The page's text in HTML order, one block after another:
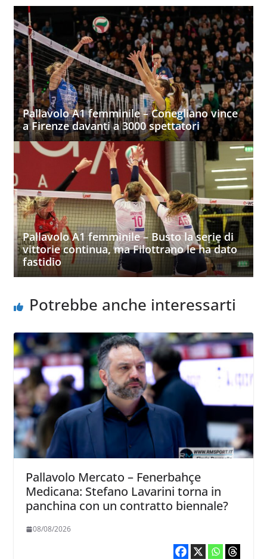
Pallavolo A1 femminile – Conegliano vince
a Firenze davanti a 3000 spettatori
Pallavolo A1 femminile – Busto la serie di
vittorie continua, ma Filottrano le ha dato
fastidio
Potrebbe anche interessarti
Pallavolo Mercato – Fenerbahçe
Medicana: Stefano Lavarini torna in
panchina con un contratto biennale?
08/08/2026